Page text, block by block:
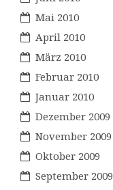
Mai 2010
April 2010
März 2010
Februar 2010
Januar 2010
Dezember 2009
November 2009
Oktober 2009
September 2009